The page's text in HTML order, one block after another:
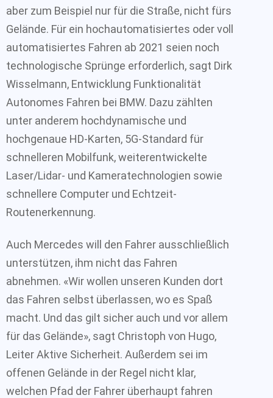
aber zum Beispiel nur für die Straße, nicht fürs
Gelände. Für ein hochautomatisiertes oder voll
automatisiertes Fahren ab 2021 seien noch
technologische Sprünge erforderlich, sagt Dirk
Wisselmann, Entwicklung Funktionalität
Autonomes Fahren bei BMW. Dazu zählten
unter anderem hochdynamische und
hochgenaue HD-Karten, 5G-Standard für
schnelleren Mobilfunk, weiterentwickelte
Laser/Lidar- und Kameratechnologien sowie
schnellere Computer und Echtzeit-
Routenerkennung.
Auch Mercedes will den Fahrer ausschließlich
unterstützen, ihm nicht das Fahren
abnehmen. «Wir wollen unseren Kunden dort
das Fahren selbst überlassen, wo es Spaß
macht. Und das gilt sicher auch und vor allem
für das Gelände», sagt Christoph von Hugo,
Leiter Aktive Sicherheit. Außerdem sei im
offenen Gelände in der Regel nicht klar,
welchen Pfad der Fahrer überhaupt fahren